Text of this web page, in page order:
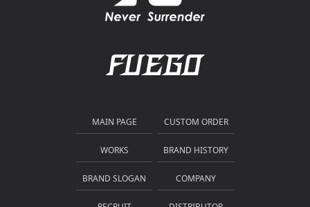
MAIN PAGE CUSTOM ORDER
WORKS BRAND HISTORY
BRAND SLOGAN COMPANY